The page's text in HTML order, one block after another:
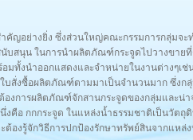
ญอย่างยิ่ง ซึ่งส่วนใหญ่คณะกรรมการกลุ่มจะ
บสนุน ในการนำผลิตภัณฑ์กระจูดไปวางขาย
มทั้งนำออกแสดงและจำหน่ายในงานต่างๆเ
ใบสั่งซื้อผลิตภัณฑ์ตามมาเป็นจำนวนมาก ซึ่งก
งการผลิตภัณฑ์จักสานกระจูดของกลุ่มและน่
คือ กกกระจูด ในแหล่งน้ำธรรมชาติเป็นวัต
ต้องรู้จักวิธีการปกป้องรักษาทรัพย์สินจากแหล่